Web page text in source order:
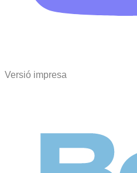
Versió impresa